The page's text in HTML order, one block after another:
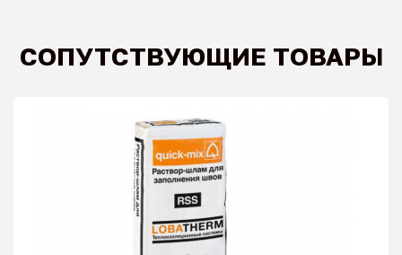
СОПУТСТВУЮЩИЕ ТОВАРЫ